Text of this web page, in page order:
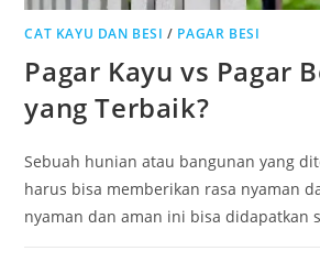
CAT KAYU DAN BESI / PAGAR BESI
Pagar Kayu vs Pagar
yang Terbaik?
Sebuah hunian atau bangunan yang
harus bisa memberikan rasa nyaman
nyaman dan aman ini bisa didapatkan